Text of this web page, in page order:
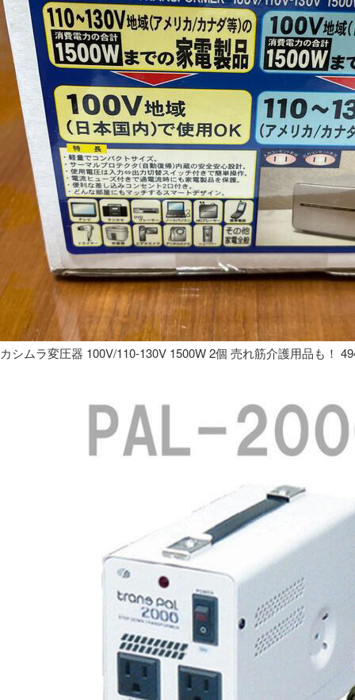
カシムラ変圧器 100V/110-130V 1500W 2個 売れ筋介護用品も！